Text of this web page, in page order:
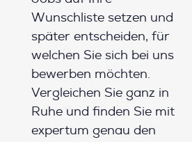
Wunschliste setzen und
später entscheiden, für
welchen Sie sich bei uns
bewerben möchten.
Vergleichen Sie ganz in
Ruhe und finden Sie mit
expertum genau den